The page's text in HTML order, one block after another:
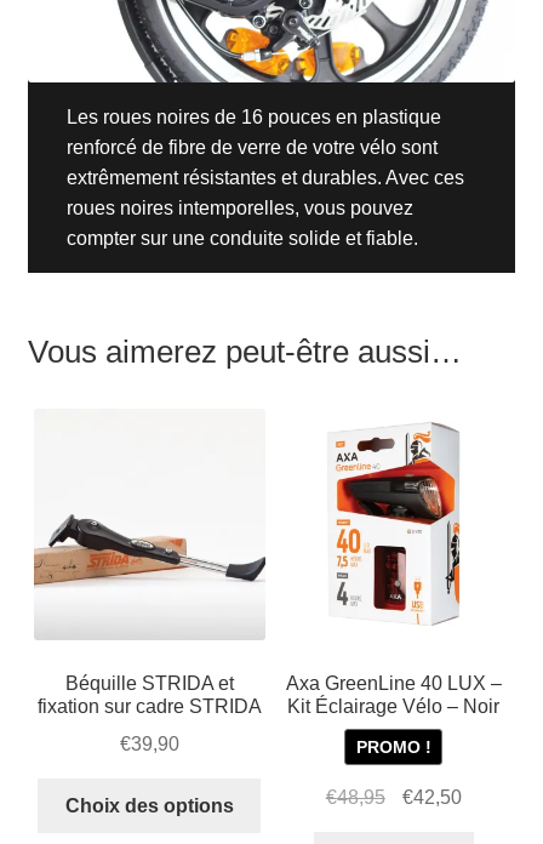
Les roues noires de 16 pouces en plastique
renforcé de fibre de verre de votre vélo sont
extrêmement résistantes et durables. Avec ces
roues noires intemporelles, vous pouvez
compter sur une conduite solide et fiable.
Vous aimerez peut-être aussi…
Béquille STRIDA et
fixation sur cadre STRIDA
€39,90
Choix des options
Axa GreenLine 40 LUX –
Kit Éclairage Vélo – Noir
PROMO !
€48,95
Le
€42,50Le